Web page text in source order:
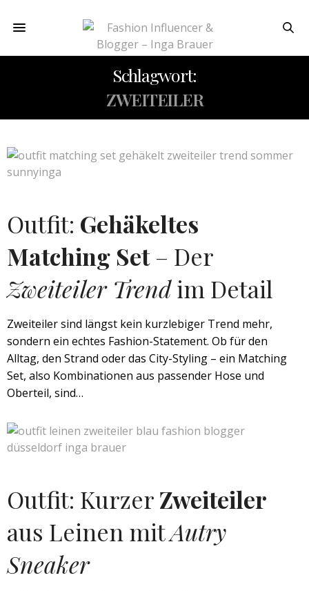
Schlagwort:
ZWEITEILER
Outfit: Gehäkeltes
Matching Set– Der
Zweiteiler Trendim Detail
Zweiteiler sind längst kein kurzlebiger Trend mehr,
sondern ein echtes Fashion-Statement. Ob für den
Alltag, den Strand oder das City-Styling – ein Matching
Set, also Kombinationen aus passender Hose und
Oberteil, sind…
Outfit: KurzerZweiteiler
aus Leinen mitAutry
Sneaker